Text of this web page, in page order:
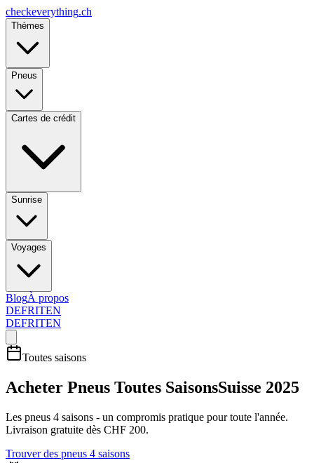
checkeverything.ch
Thèmes
Pneus
Cartes de crédit
Sunrise
Voyages
BlogÀ propos
DEFRITEN
DEFRITEN
Toutes saisons
Acheter Pneus Toutes SaisonsSuisse 2025
Les pneus 4 saisons - un compromis pratique pour toute l'année.
Livraison gratuite dès CHF 200.
Trouver des pneus 4 saisons